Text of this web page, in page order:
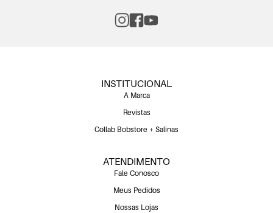
INSTITUCIONAL
A Marca
Revistas
Collab Bobstore + Salinas
ATENDIMENTO
Fale Conosco
Meus Pedidos
Nossas Lojas